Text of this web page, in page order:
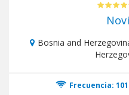
Bosnia and
Frecuencia: